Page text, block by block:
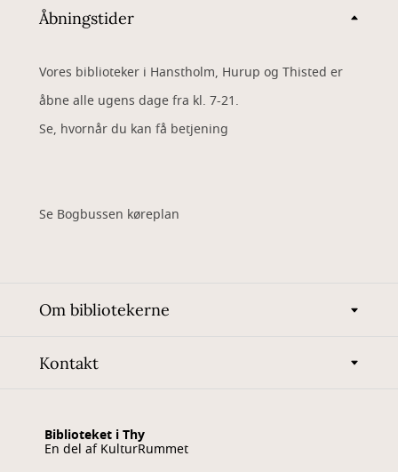
Åbningstider
Vores biblioteker i Hanstholm, Hurup og Thisted er
åbne alle ugens dage fra kl. 7-21.
Se, hvornår du kan få betjening
Se Bogbussen køreplan
Om bibliotekerne
Kontakt
Biblioteket i Thy
En del af KulturRummet